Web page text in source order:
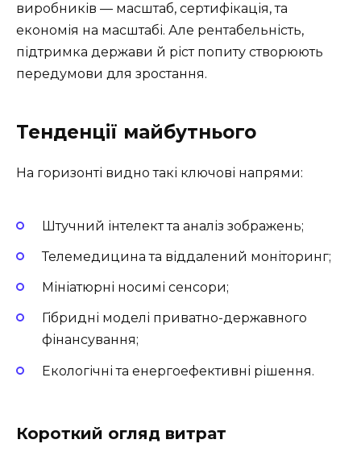
виробників — масштаб, сертифікація, та
економія на масштабі. Але рентабельність,
підтримка держави й ріст попиту створюють
передумови для зростання.
Тенденції майбутнього
На горизонті видно такі ключові напрями:
Штучний інтелект та аналіз зображень;
Телемедицина та віддалений моніторинг;
Мініатюрні носимі сенсори;
Гібридні моделі приватно-державного
фінансування;
Екологічні та енергоефективні рішення.
Короткий огляд витрат